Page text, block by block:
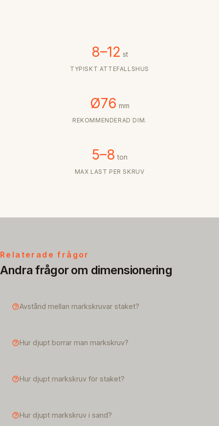
8–12 st
TYPISKT ATTEFALLSHUS
Ø76 mm
REKOMMENDERAD DIM.
5–8 ton
MAX LAST PER SKRUV
Relaterade frågor
Andra frågor om dimensionering
Avstånd mellan markskruvar staket?
Hur djupt borrar man markskruv?
Hur djupt markskruv för staket?
Hur djupt markskruv i sand?